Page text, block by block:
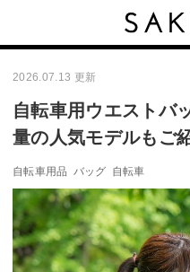
2026.07.13 更新
自転車用ウエストバ
量の人気モデルもご
自転車用品 バッグ 自転車